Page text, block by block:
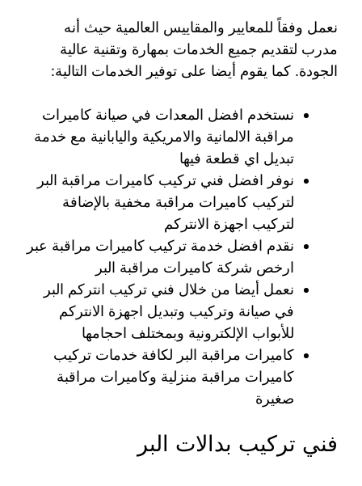
نعمل وفقاً للمعايير والمقاييس العالمية حيث أنه
مدرب لتقديم جميع الخدمات بمهارة وتقنية عالية
الجودة. كما يقوم أيضا على توفير الخدمات التالية:
نستخدم افضل المعدات في صيانة كاميرات
مراقبة الالمانية والامريكية واليابانية مع خدمة
تبديل اي قطعة فيها
نوفر افضل فني تركيب كاميرات مراقبة البر
لتركيب كاميرات مراقبة مخفية بالإضافة
لتركيب اجهزة الانتركم
نقدم افضل خدمة تركيب كاميرات مراقبة عبر
ارخص شركة كاميرات مراقبة البر
نعمل أيضا من خلال فني تركيب انتركم البر
في صيانة وتركيب وتبديل اجهزة الانتركم
للأبواب الإلكترونية وبمختلف احجامها
كاميرات مراقبة البر لكافة خدمات تركيب
كاميرات مراقبة منزلية وكاميرات مراقبة
صغيرة
فني تركيب بدالات البر